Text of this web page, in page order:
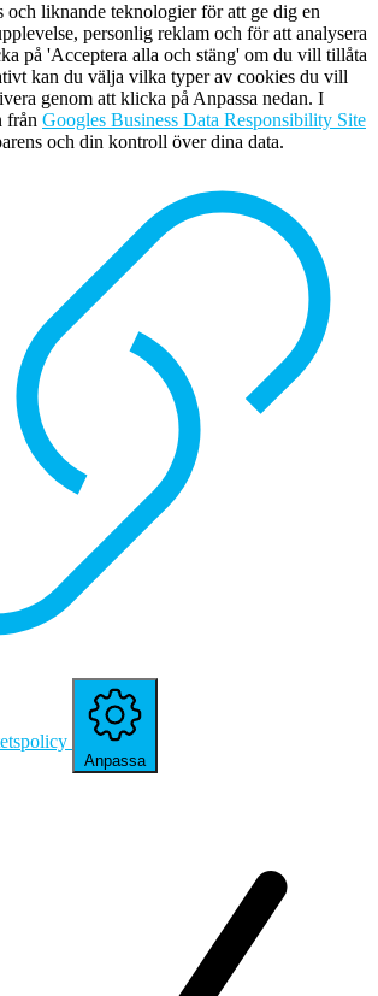
och liknande teknologier för att ge dig en
personlig reklam och för att analysera
på 'Acceptera alla och stäng' om du vill tillåta
kan du välja vilka typer av cookies du vill
genom att klicka på Anpassa nedan. I
från Googles Business Data Responsibility Site
och din kontroll över dina data.
Anpassa